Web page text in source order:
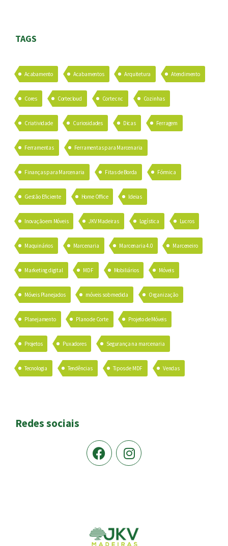
TAGS
Acabamento Acabamentos Arquitetura Atendimento
Cores Cortecloud Corte cnc Cozinhas
Criatividade Curiosidades Dicas Ferragem
Ferramentas Ferramentas para Marcenaria
Finanças para Marcenaria Fitas de Borda Fórmica
Gestão Eficiente Home Office Ideias
Inovação em Móveis JKV Madeiras Logística Lucros
Maquinários Marcenaria Marcenaria 4.0 Marceneiro
Marketing digital MDF Mobiliários Móveis
Móveis Planejados móveis sob medida Organização
Planejamento Plano de Corte Projeto de Móveis
Projetos Puxadores Segurança na marcenaria
Tecnologia Tendências Tipos de MDF Vendas
Redes sociais